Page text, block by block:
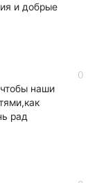
и добрые
0
наши
рад